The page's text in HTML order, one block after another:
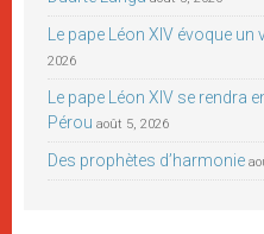
Le pape Léon XIV évoque un
2026
Le pape Léon XIV se rendra
Pérou août 5, 2026
Des prophètes d’harmonie